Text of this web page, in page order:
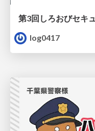
第3回しろおびセキ
log0417